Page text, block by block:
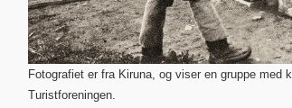
Fotografiet er fra Kiruna, og viser en gruppe
Turistforeningen.